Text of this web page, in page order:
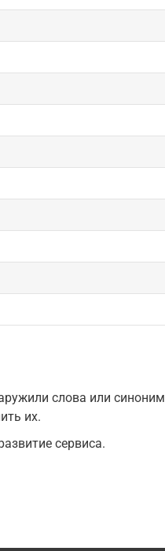
слова или
их.
сервиса.